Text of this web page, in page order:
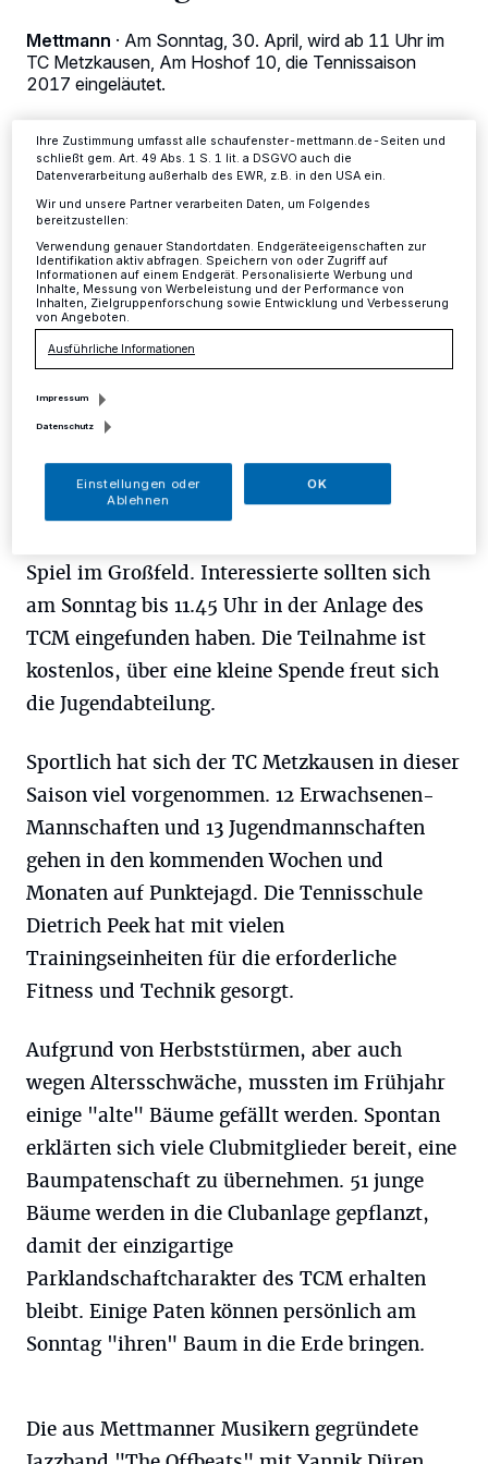
Mettmann · Am Sonntag, 30. April, wird ab 11 Uhr im
TC Metzkausen, Am Hoshof 10, die Tennissaison
2017 eingeläutet.
26.04.2017 , 14:49 Uhr Eine Minute Lesezeit
M itglieder, Gäste und
Tennisinteressierte erwartet ein
Kinder, Jugendliche und Erwachsene das
Sportabzeichen des Deutschen Tennisbundes
Spiel im Großfeld. Interessierte sollten sich
am Sonntag bis 11.45 Uhr in der Anlage des
TCM eingefunden haben. Die Teilnahme ist
kostenlos, über eine kleine Spende freut sich
die Jugendabteilung.
Sportlich hat sich der TC Metzkausen in dieser
Saison viel vorgenommen. 12 Erwachsenen-
Mannschaften und 13 Jugendmannschaften
gehen in den kommenden Wochen und
Monaten auf Punktejagd. Die Tennisschule
Dietrich Peek hat mit vielen
Trainingseinheiten für die erforderliche
Fitness und Technik gesorgt.
Aufgrund von Herbststürmen, aber auch
wegen Altersschwäche, mussten im Frühjahr
einige "alte" Bäume gefällt werden. Spontan
erklärten sich viele Clubmitglieder bereit, eine
Baumpatenschaft zu übernehmen. 51 junge
Bäume werden in die Clubanlage gepflanzt,
damit der einzigartige
Parklandschaftcharakter des TCM erhalten
bleibt. Einige Paten können persönlich am
Sonntag "ihren" Baum in die Erde bringen.
Die aus Mettmanner Musikern gegründete
dieses Menü jederzeit wieder aufrufen, um Ihre Einstellungen zu
ändern oder Ihre Einwilligung zu widerrufen, indem Sie auf den Link
Einstellungen oder Ablehnen am unteren Rand der Webseite klicken.
Ihre Einstellungen gelten innerhalb unseres Website. Weitere
Ihre Zustimmung umfasst alle schaufenster-mettmann.de-Seiten und
schließt gem. Art. 49 Abs. 1 S. 1 lit. a DSGVO auch die
Datenverarbeitung außerhalb des EWR, z.B. in den USA ein.
Wir und unsere Partner verarbeiten Daten, um Folgendes
bereitzustellen:
Verwendung genauer Standortdaten. Endgeräteeigenschaften zur
Identifikation aktiv abfragen. Speichern von oder Zugriff auf
Informationen auf einem Endgerät. Personalisierte Werbung und
Inhalte, Messung von Werbeleistung und der Performance von
Inhalten, Zielgruppenforschung sowie Entwicklung und Verbesserung
von Angeboten.
Ausführliche Informationen
Impressum
Datenschutz
Einstellungen oder
Ablehnen
OK